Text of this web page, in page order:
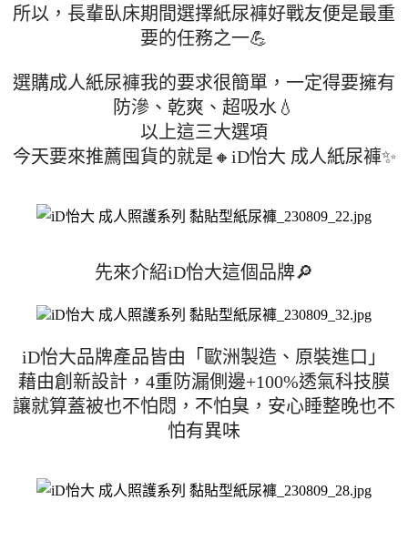
所以，長輩臥床期間選擇紙尿褲好戰友便是最重
要的任務之一💪
選購成人紙尿褲我的要求很簡單，一定得要擁有
防滲、乾爽、超吸水💧
以上這三大選項
今天要來推薦囤貨的就是🔸iD怡大 成人紙尿褲✨
先來介紹iD怡大這個品牌🔎
iD怡大品牌產品皆由「歐洲製造、原裝進口」
藉由創新設計，4重防漏側邊+100%透氣科技膜
讓就算蓋被也不怕悶，不怕臭，安心睡整晚也不
怕有異味